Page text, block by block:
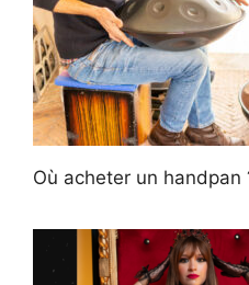
Où acheter un handpan